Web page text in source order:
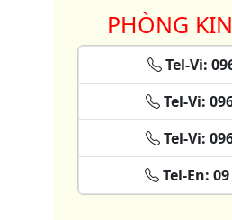
PHÒNG
Tel-Vi:
Tel-Vi:
Tel-Vi:
Tel-En: